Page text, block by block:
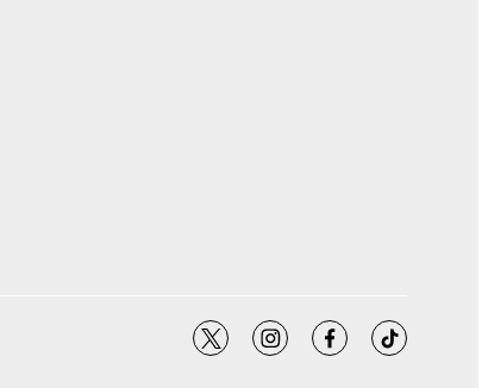
twitterinstagram
facebooktiktok